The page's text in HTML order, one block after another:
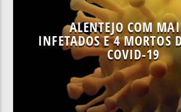
ALENTEJO COM
INFETADOS E 4 MORTOS
COVID-19